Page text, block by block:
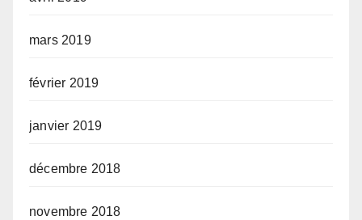
mars 2019
février 2019
janvier 2019
décembre 2018
novembre 2018